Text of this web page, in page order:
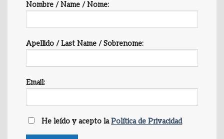
Nombre / Name / Nome:
Apellido / Last Name / Sobrenome:
Email:
He leído y acepto laPolítica de Privacidad